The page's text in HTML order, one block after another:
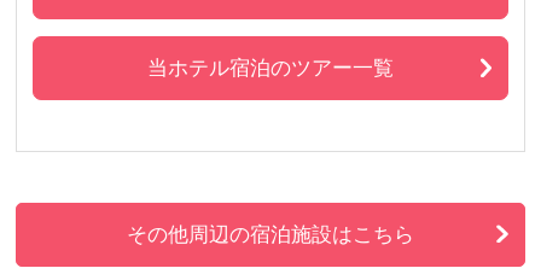
当ホテル宿泊のツアー一覧
その他周辺の宿泊施設はこちら